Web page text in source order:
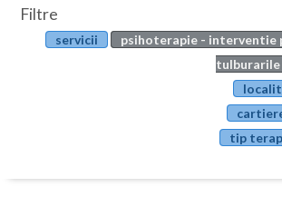
Botosani
Articole
Evenimente
Filtre
servicii
psihoterapie - interventie
tip